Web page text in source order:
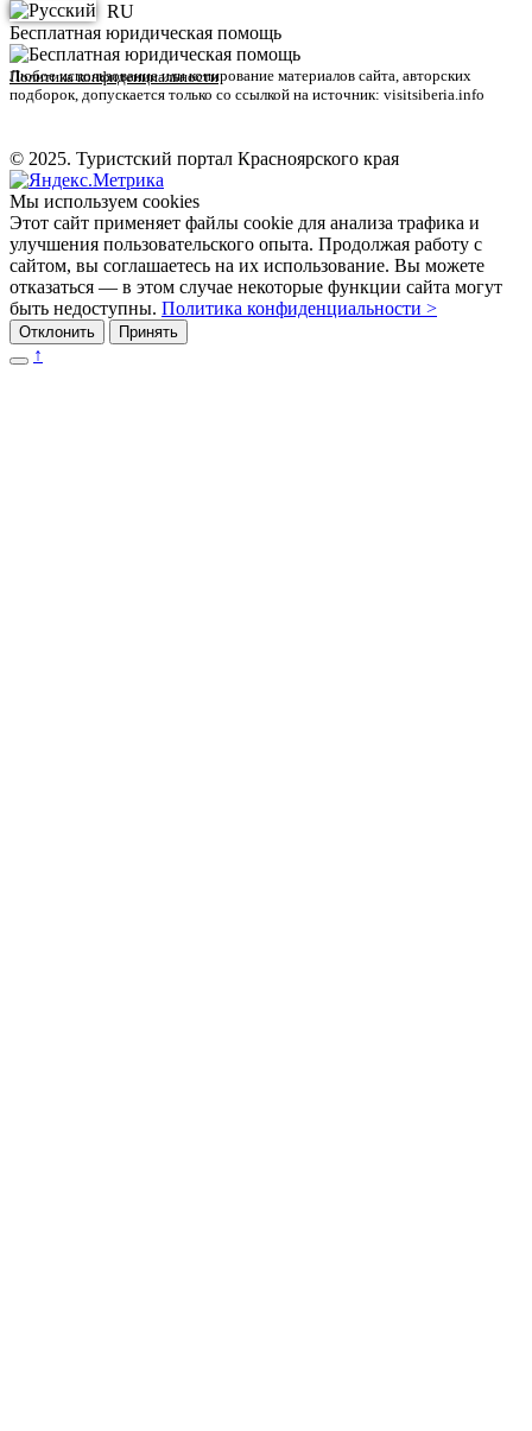
RU
Бесплатная юридическая помощь
Политика конфиденциальности
Любое использование или копирование материалов сайта, авторских
подборок, допускается только со ссылкой на источник: visitsiberia.info
© 2025. Туристский портал Красноярского края
Мы используем cookies
Этот сайт применяет файлы cookie для анализа трафика и
улучшения пользовательского опыта. Продолжая работу с
сайтом, вы соглашаетесь на их использование. Вы можете
отказаться — в этом случае некоторые функции сайта могут
быть недоступны. Политика конфиденциальности >
Отклонить Принять
↑